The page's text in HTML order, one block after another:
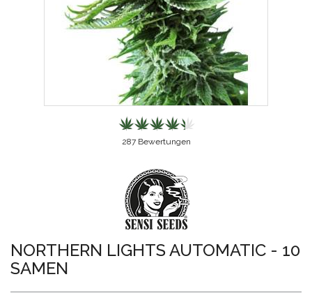
287Bewertungen
NORTHERN LIGHTS AUTOMATIC - 10
SAMEN